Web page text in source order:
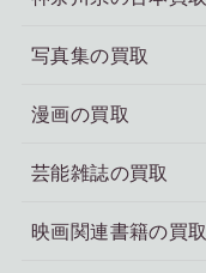
写真集の買取
漫画の買取
芸能雑誌の買取
映画関連書籍の買取